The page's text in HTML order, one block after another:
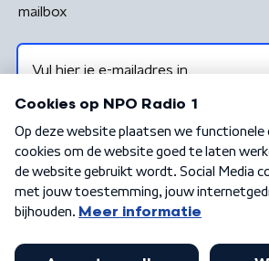
mailbox
Algemene voorwaarden